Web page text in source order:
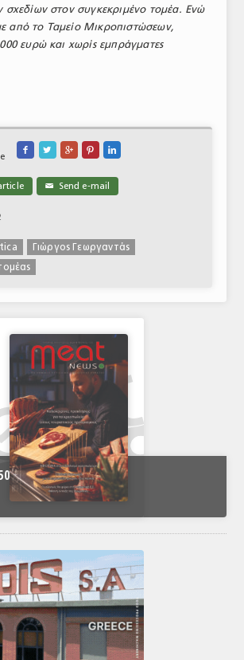
σχεδίων στον συγκεκριμένο τομέα. Ενώ
από το Ταμείο Μικροπιστώσεων,
ευρώ και χωρίς εμπράγματες
    
✉ Send e-mail
Γιώργος Γεωργαντάς